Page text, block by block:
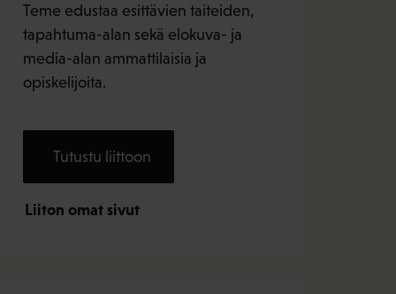
Teme edustaa esittävien taiteiden,
tapahtuma-alan sekä elokuva- ja
media-alan ammattilaisia ja
opiskelijoita.
Tutustu liittoon
Liiton omat sivut